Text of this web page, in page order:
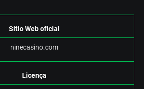
Sítіо Wеb оfісіаl
nіnесаsіnо.соm
Lісеnçа